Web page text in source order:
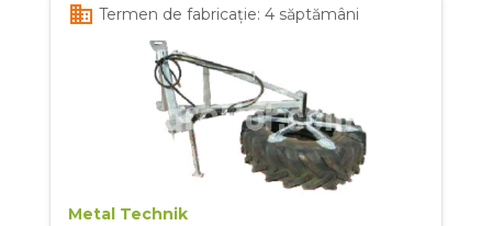
business Termen de fabricație: 4 săptămâni
Metal Technik